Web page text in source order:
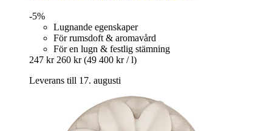
-5%
Lugnande egenskaper
För rumsdoft & aromavård
För en lugn & festlig stämning
247 kr 260 kr (49 400 kr / l)
Leverans till 17. augusti